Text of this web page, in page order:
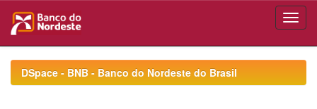
navigationDSpace - BNB - Banco do Nordeste do Brasil